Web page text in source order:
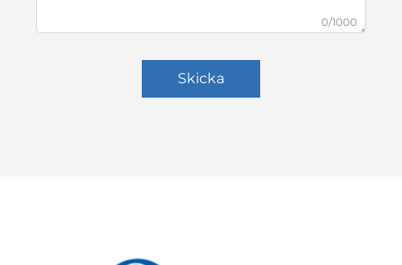
0/1000
Skicka